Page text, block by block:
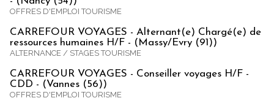
OFFRES D'EMPLOI TOURISME
CARREFOUR VOYAGES - Alternant(e) Chargé(e) de
ressources humaines H/F - (Massy/Evry (91))
ALTERNANCE / STAGES TOURISME
CARREFOUR VOYAGES - Conseiller voyages H/F -
CDD - (Vannes (56))
OFFRES D'EMPLOI TOURISME